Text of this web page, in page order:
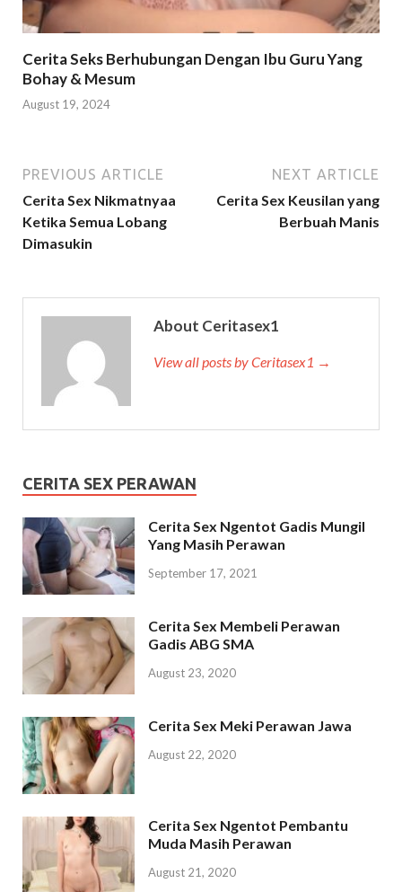
Cerita Seks Berhubungan Dengan Ibu Guru Yang
Bohay & Mesum
August 19, 2024
PREVIOUS ARTICLE
Cerita Sex Nikmatnyaa
Ketika Semua Lobang
Dimasukin
NEXT ARTICLE
Cerita Sex Keusilan yang
Berbuah Manis
About Ceritasex1
View all posts by Ceritasex1 →
CERITA SEX PERAWAN
Cerita Sex Ngentot Gadis Mungil
Yang Masih Perawan
September 17, 2021
Cerita Sex Membeli Perawan
Gadis ABG SMA
August 23, 2020
Cerita Sex Meki Perawan Jawa
August 22, 2020
Cerita Sex Ngentot Pembantu
Muda Masih Perawan
August 21, 2020